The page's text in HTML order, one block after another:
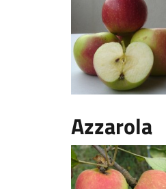
Azzarola